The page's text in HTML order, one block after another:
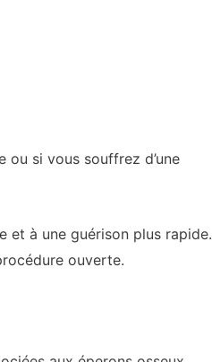
ou si vous souffrez d’une
et à une guérison plus rapide.
ouverte.